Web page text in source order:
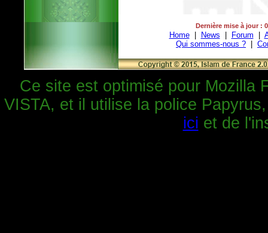
Dernière mise à jour :
Home| News | Forum |
Qui sommes-nous ? |
Ce site est optimisé pour Mozilla
VISTA, et il utilise la police
ici et de